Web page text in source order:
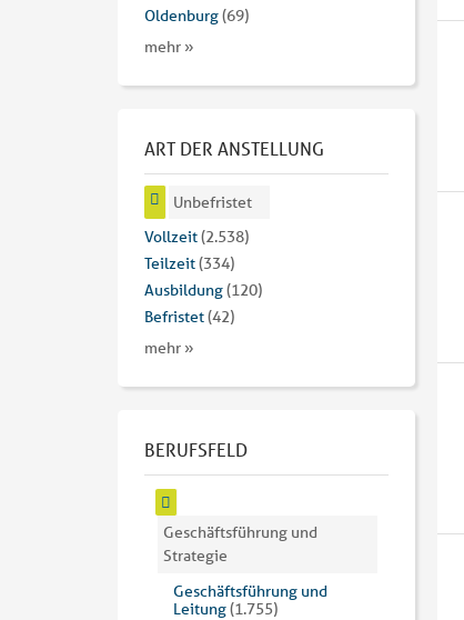
Oldenburg(69)
mehr »
ART DER ANSTELLUNG
Unbefristet
Vollzeit(2.538)
Teilzeit(334)
Ausbildung(120)
Befristet(42)
mehr »
BERUFSFELD
Geschäftsführung und
Strategie
Geschäftsführung und
Leitung(1.755)